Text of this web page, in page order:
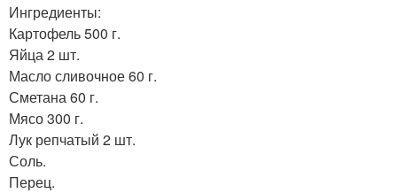
Ингредиенты:
Картофель 500 г.
Яйца 2 шт.
Масло сливочное 60 г.
Сметана 60 г.
Мясо 300 г.
Лук репчатый 2 шт.
Соль.
Перец.